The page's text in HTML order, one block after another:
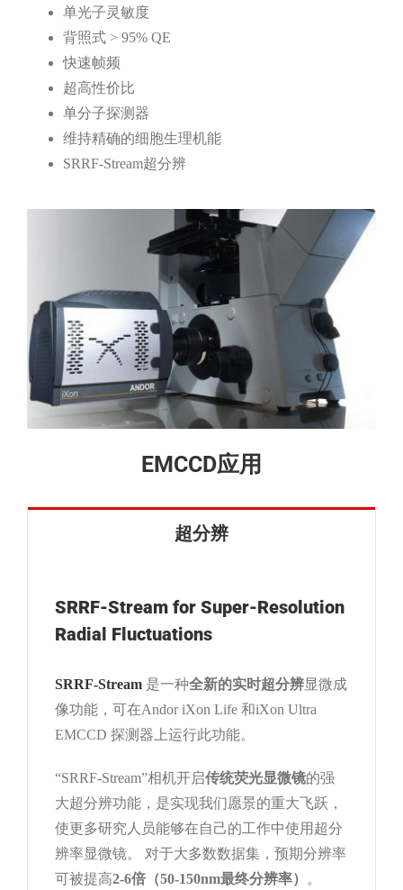
单光子灵敏度
背照式 > 95% QE
快速帧频
超高性价比
单分子探测器
维持精确的细胞生理机能
SRRF-Stream超分辨
EMCCD应用
超分辨
SRRF-Stream for Super-Resolution
Radial Fluctuations
SRRF-Stream 是一种全新的实时超分辨显微成
像功能，可在Andor iXon Life 和iXon Ultra
EMCCD 探测器上运行此功能。
“SRRF-Stream”相机开启传统荧光显微镜的强
大超分辨功能，是实现我们愿景的重大飞跃，
使更多研究人员能够在自己的工作中使用超分
辨率显微镜。 对于大多数数据集，预期分辨率
可被提高2-6倍（50-150nm最终分辨率） 。